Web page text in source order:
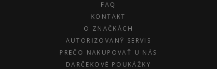
FAQ
KONTAKT
O ZNAČKÁCH
AUTORIZOVANÝ SERVIS
PREČO NAKUPOVAŤ U NÁS
DARČEKOVÉ POUKÁŽKY